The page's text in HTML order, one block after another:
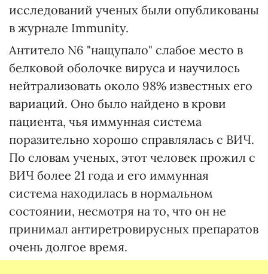
исследований ученых были опубликованы
в журнале Immunity.
Антитело N6 "нащупало" слабое место в
белковой оболочке вируса и научилось
нейтрализовать около 98% известных его
вариаций. Оно было найдено в крови
пациента, чья иммунная система
поразительно хорошо справлялась с ВИЧ.
По словам ученых, этот человек прожил с
ВИЧ более 21 года и его иммунная
система находилась в нормальном
состоянии, несмотря на то, что он не
принимал антиретровирусных препаратов
очень долгое время.